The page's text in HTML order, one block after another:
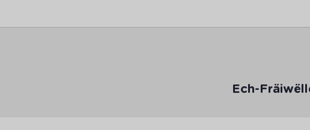
Ech-